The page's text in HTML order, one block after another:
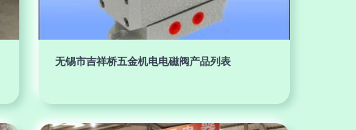
无锡市吉祥桥五金机电电磁阀产品列表